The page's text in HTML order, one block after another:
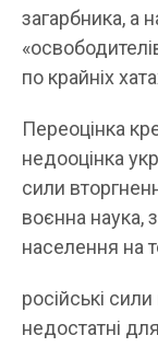
загарбника, а
по крайніх
Переоцінка
недооцінка
сили
воєнна наука,
населення на
російські
недостатні